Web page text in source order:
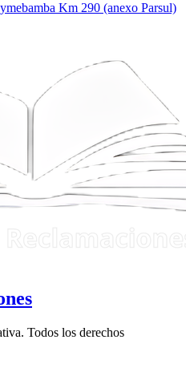
Km 290 (anexo Parsul)
Todos los derechos